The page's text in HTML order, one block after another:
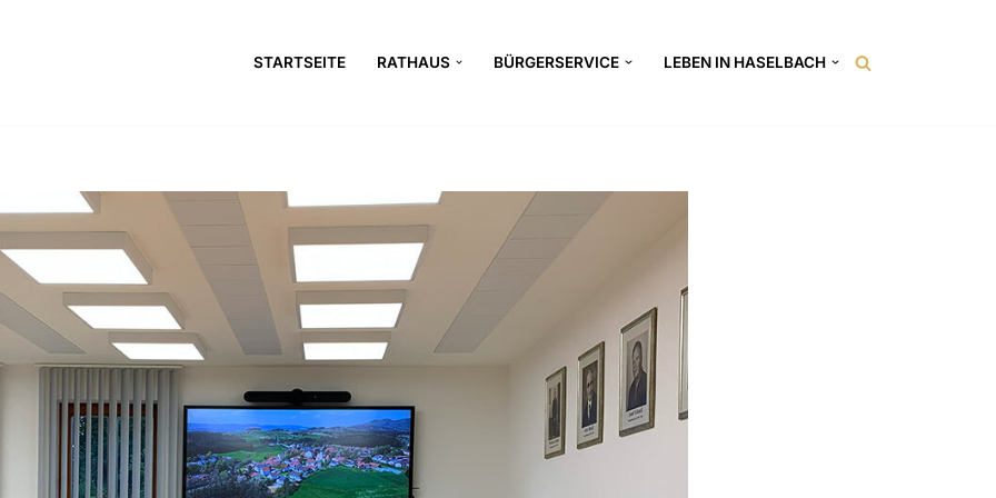
STARTSEITE RATHAUS BÜRGERSERVICE LEBEN IN HASELBACH